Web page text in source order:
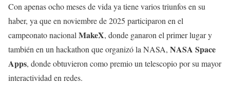
Con apenas ocho meses de vida ya tiene varios triunfos en su
haber, ya que en noviembre de 2025 participaron en el
campeonato nacional MakeX, donde ganaron el primer lugar y
también en un hackathon que organizó la NASA, NASA Space
Apps, donde obtuvieron como premio un telescopio por su mayor
interactividad en redes.